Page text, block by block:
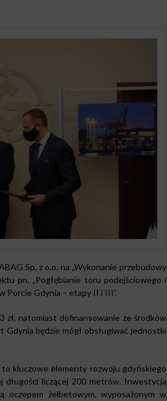
Sp. z o.o. na „Wykonanie przebudowy
pn. „Pogłębianie toru podejściowego i
Porcie Gdynia – etapy II i III”.
zł, natomiast dofinansowanie ze środków
Gdynia będzie mógł obsługiwać jednostki
kluczowe elementy rozwoju gdyńskiego
długości liczącej 200 metrów. Inwestycja
oczepem żelbetowym, wyposażonym w